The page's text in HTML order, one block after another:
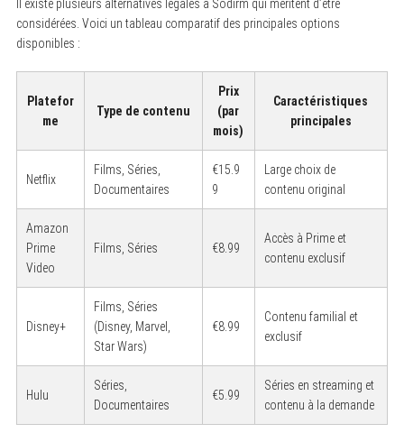
Il existe plusieurs alternatives légales à Sodirm qui méritent d’être
considérées. Voici un tableau comparatif des principales options
disponibles :
Platefor
me
Type de contenu
Prix
(par
mois)
Caractéristiques
principales
Netflix
Films, Séries,
Documentaires
€15.9
9
Large choix de
contenu original
Amazon
Prime
Video
Films, Séries €8.99
Accès à Prime et
contenu exclusif
Disney+
Films, Séries
(Disney, Marvel,
Star Wars)
€8.99
Contenu familial et
exclusif
Hulu
Séries,
Documentaires
€5.99
Séries en streaming et
contenu à la demande
f
o
r